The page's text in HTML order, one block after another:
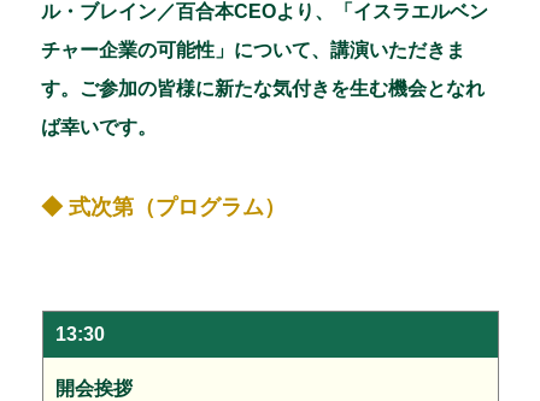
ル・ブレイン／百合本CEOより、「イスラエルベン
チャー企業の可能性」について、講演いただきま
す。ご参加の皆様に新たな気付きを生む機会となれ
ば幸いです。
◆ 式次第（プログラム）
13:30
開会挨拶